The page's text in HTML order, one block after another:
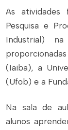
As atividades
Pesquisa e
Industrial)
(Iaiba), a
(Ufob) e a
Na sala de
alunos